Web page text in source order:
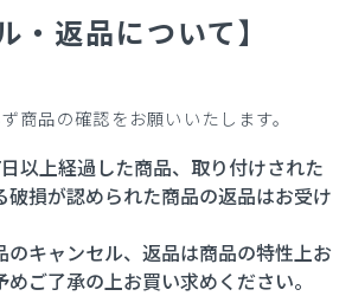
・返品について】
商品の確認をお願いいたします。
以上経過した商品、取り付けされた
破損が認められた商品の返品はお受け
のキャンセル、返品は商品の特性上お
ご了承の上お買い求めください。